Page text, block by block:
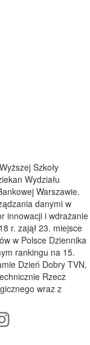
Szkoły
Wydziału
Warszawie.
danymi w
innowacji i wdrażanie
r. zajął 23. miejsce
w Polsce Dziennika
rankingu na 15.
Dzień Dobry TVN,
Rzecz
wraz z